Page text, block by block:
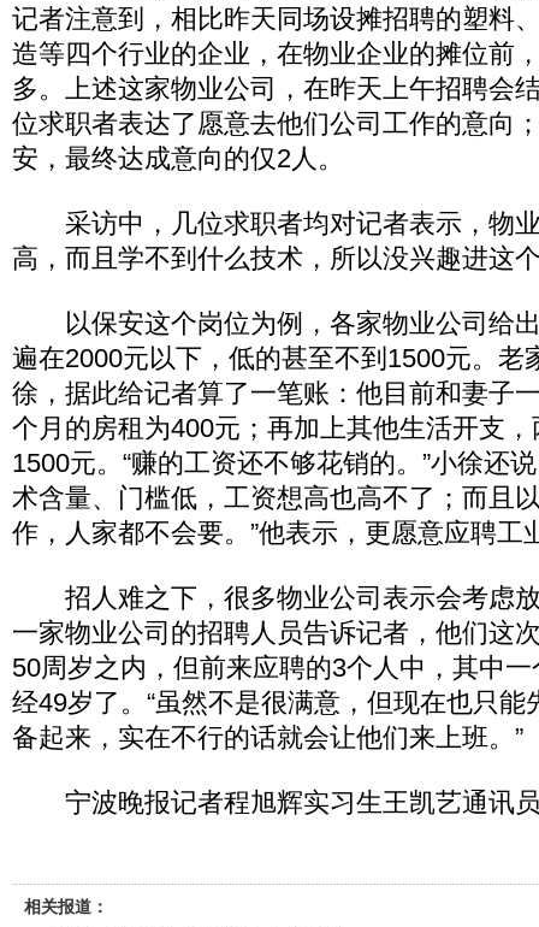
记者注意到，相比昨天同场设摊招聘的塑料
造等四个行业的企业，在物业企业的摊位前
多。上述这家物业公司，在昨天上午招聘会
位求职者表达了愿意去他们公司工作的意向
安，最终达成意向的仅2人。
采访中，几位求职者均对记者表示，物
高，而且学不到什么技术，所以没兴趣进这
以保安这个岗位为例，各家物业公司给
遍在2000元以下，低的甚至不到1500元。老
徐，据此给记者算了一笔账：他目前和妻子
个月的房租为400元；再加上其他生活开支
1500元。“赚的工资还不够花销的。”小徐还
术含量、门槛低，工资想高也高不了；而且
作，人家都不会要。”他表示，更愿意应聘工
招人难之下，很多物业公司表示会考虑
一家物业公司的招聘人员告诉记者，他们这
50周岁之内，但前来应聘的3个人中，其中
经49岁了。“虽然不是很满意，但现在也只能
备起来，实在不行的话就会让他们来上班。”
宁波晚报记者程旭辉实习生王凯艺通讯
相关报道：